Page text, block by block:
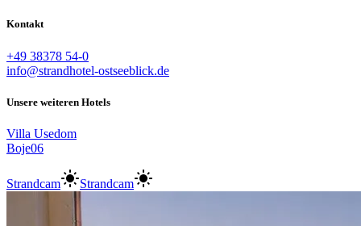
Kontakt
+49 38378 54-0
info@strandhotel-ostseeblick.de
Unsere weiteren Hotels
Villa Usedom
Boje06
Strandcam Strandcam